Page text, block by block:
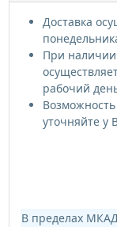
Доставка
При наличии
рабочий
уточняйте у
В пределах